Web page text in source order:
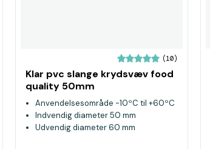
(10)
Klar pvc slange krydsvæv food
quality 50mm
Anvendelsesområde -10ºC til +60ºC
Indvendig diameter 50 mm
Udvendig diameter 60 mm